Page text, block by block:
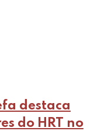
destaca
do HRT no